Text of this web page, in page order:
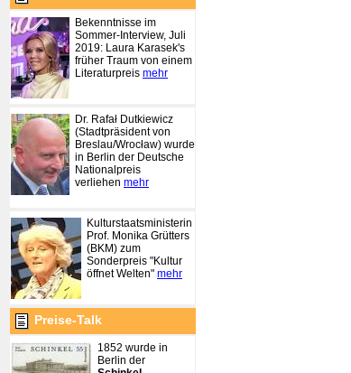
Bekenntnisse im
Sommer-Interview, Juli
2019: Laura Karasek's
früher Traum von einem
Literaturpreis mehr
Dr. Rafał Dutkiewicz
(Stadtpräsident von
Breslau/Wrocław) wurde
in Berlin der Deutsche
Nationalpreis
verliehen mehr
Kulturstaatsministerin
Prof. Monika Grütters
(BKM) zum
Sonderpreis "Kultur
öffnet Welten" mehr
Preise-Talk
1852 wurde in
Berlin der